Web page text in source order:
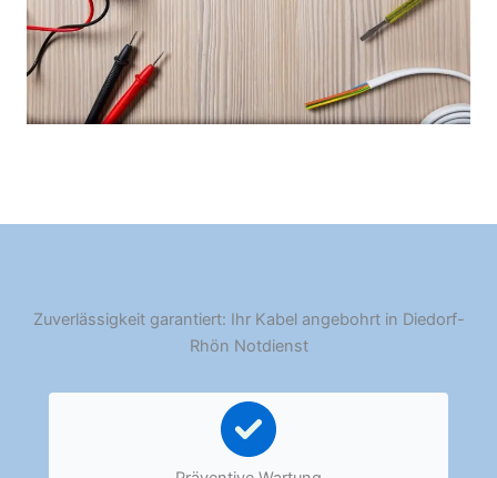
Zuverlässigkeit garantiert: Ihr Kabel angebohrt in Diedorf-
Rhön Notdienst